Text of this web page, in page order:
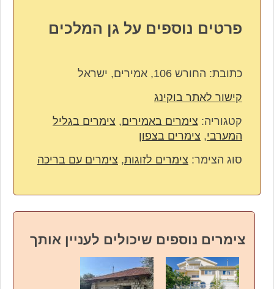
פרטים נוספים על גן המלכים
כתובת: החורש 106, אמירים, ישראל
קישור לאתר בוקינג
קטגוריה: צימרים באמירים, צימרים בגליל
המערבי, צימרים בצפון
סוג הצימר: צימרים לזוגות, צימרים עם בריכה
צימרים נוספים שיכולים לעניין אותך